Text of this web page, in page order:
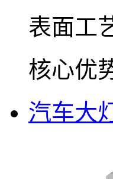
表面工
核心优
汽车大